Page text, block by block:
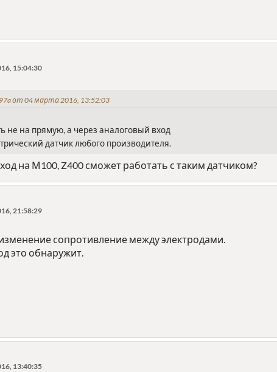
15:04:30
от 04 марта 2016, 13:52:03
не на прямую, а через аналоговый вход
датчик любого производителя.
на М100, Z400 сможет работать с таким датчиком?
21:58:29
сопротивление между электродами.
это обнаружит.
13:40:35